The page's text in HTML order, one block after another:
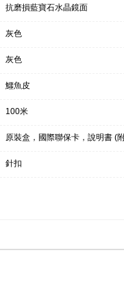
抗磨損藍寶石水晶鏡面
灰色
灰色
鱷魚皮
100米
原裝盒，國際聯保卡，說明書 (
針扣